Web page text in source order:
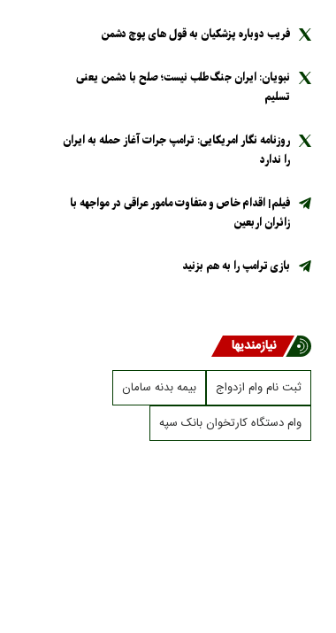
فریب دوباره پزشکیان به قول های پوچ دشمن
نبویان: ایران جنگ‌طلب نیست؛ صلح با دشمن یعنی
تسلیم
روزنامه نگار امریکایی: ترامپ جرات آغاز حمله به ایران
را ندارد
فیلم| اقدام خاص و متفاوت مامور عراقی در مواجهه با
زائران اربعین
بازی ترامپ را به هم بزنید
نیازمندیها
ثبت نام وام ازدواج
بیمه بدنه سامان
وام دستگاه کارتخوان بانک سپه